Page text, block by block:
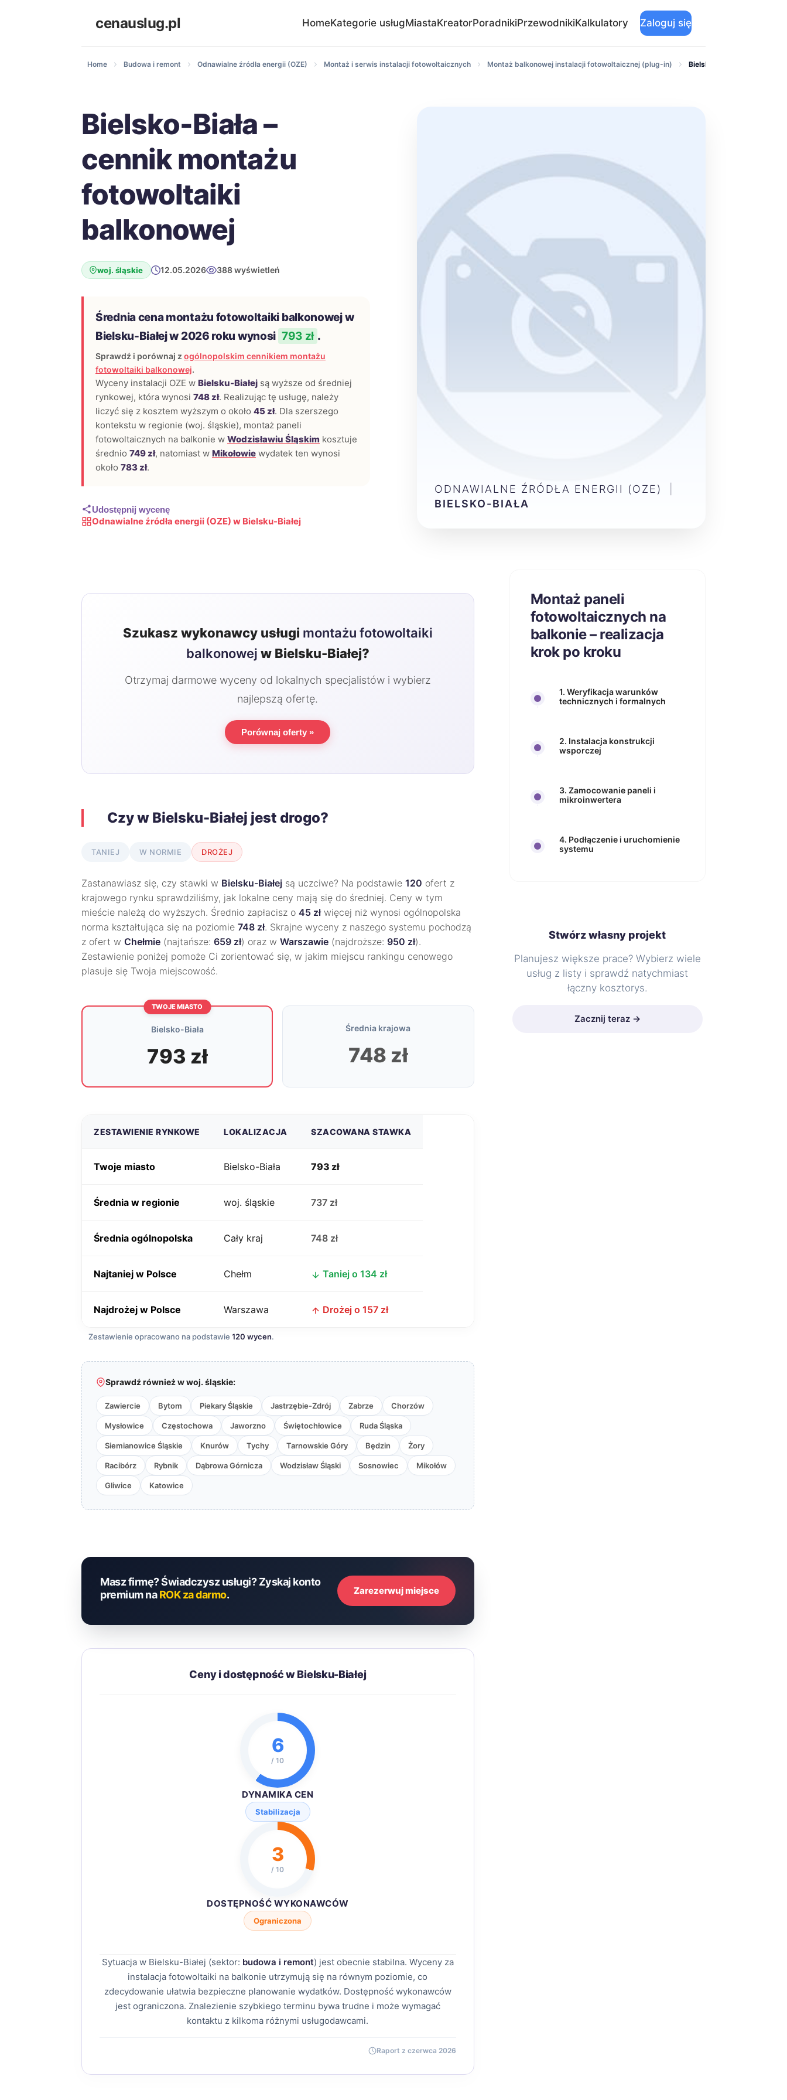
cenauslug.pl HomeKategorie usługMiastaKreatorPoradnikiPrzewodnikiKalkulatory Zaloguj się
Home Budowa i remont Odnawialne źródła energii (OZE) Montaż i serwis instalacji fotowoltaicznych Montaż balkonowej instalacji fotowoltaicznej (plug-in) Bielsko-Biała
Bielsko-Biała –
cennik montażu
fotowoltaiki
balkonowej
woj. śląskie 12.05.2026 388 wyświetleń
Średnia cena montażu fotowoltaiki balkonowej w
Bielsku-Białej w 2026 roku wynosi 793 zł .
Sprawdź i porównaj z ogólnopolskim cennikiem montażu
fotowoltaiki balkonowej.
Wyceny instalacji OZE w Bielsku-Białej są wyższe od średniej
rynkowej, która wynosi 748 zł. Realizując tę usługę, należy
liczyć się z kosztem wyższym o około 45 zł. Dla szerszego
kontekstu w regionie (woj. śląskie), montaż paneli
fotowoltaicznych na balkonie w Wodzisławiu Śląskim kosztuje
średnio 749 zł, natomiast w Mikołowie wydatek ten wynosi
około 783 zł.
Udostępnij wycenę
Odnawialne źródła energii (OZE) w Bielsku-Białej
ODNAWIALNE ŹRÓDŁA ENERGII (OZE)
BIELSKO-BIAŁA
Szukasz wykonawcy usługi montażu fotowoltaiki
balkonowej w Bielsku-Białej?
Otrzymaj darmowe wyceny od lokalnych specjalistów i wybierz
najlepszą ofertę.
Porównaj oferty »
Czy w Bielsku-Białej jest drogo?
TANIEJ W NORMIE DROŻEJ
Zastanawiasz się, czy stawki w Bielsku-Białej są uczciwe? Na podstawie 120 ofert z
krajowego rynku sprawdziliśmy, jak lokalne ceny mają się do średniej. Ceny w tym
mieście należą do wyższych. Średnio zapłacisz o 45 złwięcej niż wynosi ogólnopolska
norma kształtująca się na poziomie 748 zł. Skrajne wyceny z naszego systemu pochodzą
z ofert w Chełmie (najtańsze: 659 zł) oraz w Warszawie (najdroższe: 950 zł).
Zestawienie poniżej pomoże Ci zorientować się, w jakim miejscu rankingu cenowego
plasuje się Twoja miejscowość.
TWOJE MIASTO
Bielsko-Biała
793 zł
Średnia krajowa
748 zł
ZESTAWIENIE RYNKOWE LOKALIZACJA SZACOWANA STAWKA
Twoje miasto Bielsko-Biała 793 zł
Średnia w regionie woj. śląskie 737 zł
Średnia ogólnopolska Cały kraj 748 zł
Najtaniej w Polsce Chełm Taniej o 134 zł
Najdrożej w Polsce Warszawa Drożej o 157 zł
Zestawienie opracowano na podstawie 120 wycen.
Sprawdź również w woj. śląskie:
Zawiercie Bytom Piekary Śląskie Jastrzębie-Zdrój Zabrze Chorzów
Mysłowice Częstochowa Jaworzno Świętochłowice Ruda Śląska
Siemianowice Śląskie Knurów Tychy Tarnowskie Góry Będzin Żory
Racibórz Rybnik Dąbrowa Górnicza Wodzisław Śląski Sosnowiec Mikołów
Gliwice Katowice
Masz firmę? Świadczysz usługi? Zyskaj konto
premium naROK za darmo. Zarezerwuj miejsce
Ceny i dostępność w Bielsku-Białej
6
/ 10
DYNAMIKA CEN
Stabilizacja
3
/ 10
DOSTĘPNOŚĆ WYKONAWCÓW
Ograniczona
Sytuacja w Bielsku-Białej (sektor: budowa i remont) jest obecnie stabilna. Wyceny za
instalacja fotowoltaiki na balkonie utrzymują się na równym poziomie, co
zdecydowanie ułatwia bezpieczne planowanie wydatków. Dostępność wykonawców
jest ograniczona. Znalezienie szybkiego terminu bywa trudne i może wymagać
kontaktu z kilkoma różnymi usługodawcami.
Raport z czerwca 2026
Montaż paneli
fotowoltaicznych na
balkonie – realizacja
krok po kroku
1. Weryfikacja warunków
technicznych i formalnych
2. Instalacja konstrukcji
wsporczej
3. Zamocowanie paneli i
mikroinwertera
4. Podłączenie i uruchomienie
systemu
Stwórz własny projekt
Planujesz większe prace? Wybierz wiele
usług z listy i sprawdź natychmiast
łączny kosztorys.
Zacznij teraz →